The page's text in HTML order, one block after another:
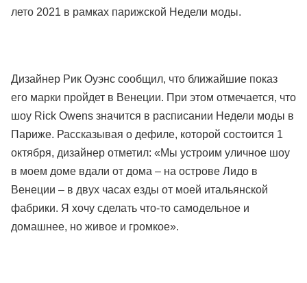
лето 2021 в рамках парижской Недели моды.
Дизайнер Рик Оуэнс сообщил, что ближайшие показ
его марки пройдет в Венеции. При этом отмечается, что
шоу Rick Owens значится в расписании Недели моды в
Париже. Рассказывая о дефиле, которой состоится 1
октября, дизайнер отметил: «Мы устроим уличное шоу
в моем доме вдали от дома – на острове Лидо в
Венеции – в двух часах езды от моей итальянской
фабрики. Я хочу сделать что-то самодельное и
домашнее, но живое и громкое».